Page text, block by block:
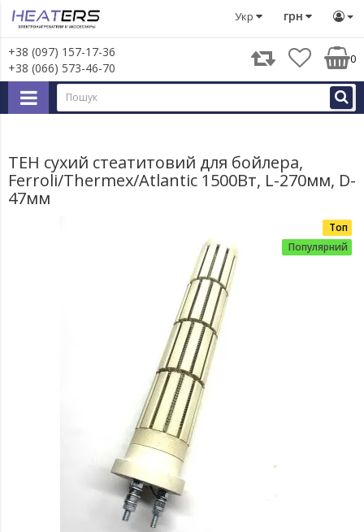
грн
Укр
+38 (097) 157-17-36
+38 (066) 573-46-70
0
Запчастини для великої побутової техніки Запчастини
ТЕН сухий стеатитовий для бойлера,
Ferroli/Thermex/Atlantic 1500Вт, L-270мм, D-
47мм
Топ
Популярний